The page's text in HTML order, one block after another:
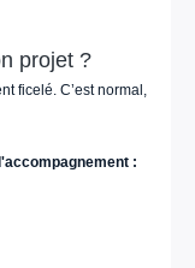
projet ?
ficelé. C’est normal,
: